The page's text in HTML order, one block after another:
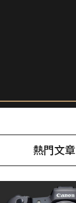
熱門文章